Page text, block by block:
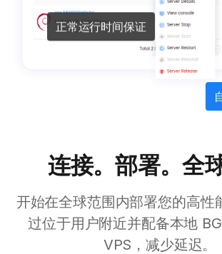
正常运行时间保证
连接。部署。全
开始在全球范围内部署您的高性
过位于用户附近并配备本地
VPS，减少延迟。